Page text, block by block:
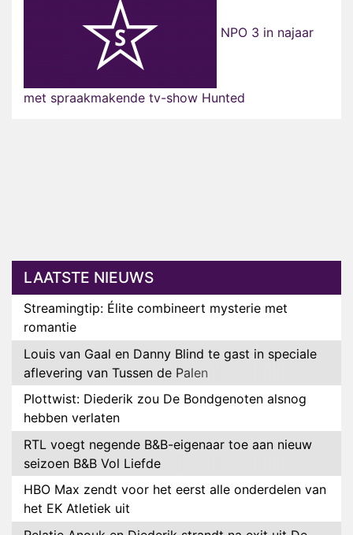
NPO 3 in najaar
met spraakmakende tv-show Hunted
LAATSTE NIEUWS
Streamingtip: Élite combineert mysterie met
romantie
Louis van Gaal en Danny Blind te gast in speciale
aflevering van Tussen de Palen
Plottwist: Diederik zou De Bondgenoten alsnog
hebben verlaten
RTL voegt negende B&B-eigenaar toe aan nieuw
seizoen B&B Vol Liefde
HBO Max zendt voor het eerst alle onderdelen van
het EK Atletiek uit